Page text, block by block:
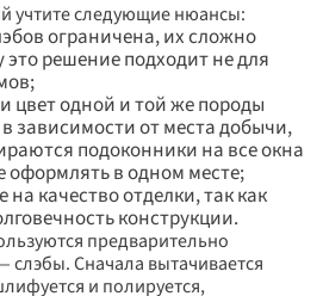
учтите следующие нюансы:
ограничена, их сложно
решение подходит не для
цвет одной и той же породы
зависимости от места добычи,
подоконники на все окна
оформлять в одном месте;
качество отделки, так как
конструкции.
предварительно
Сначала вытачивается
и полируется,